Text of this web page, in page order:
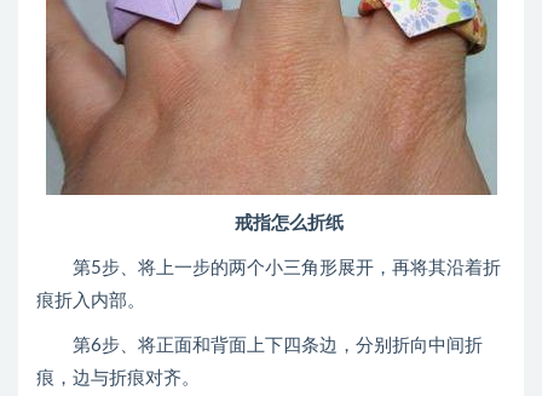
戒指怎么折纸
第5步、将上一步的两个小三角形展开，再将其沿着折
痕折入内部。
第6步、将正面和背面上下四条边，分别折向中间折
痕，边与折痕对齐。